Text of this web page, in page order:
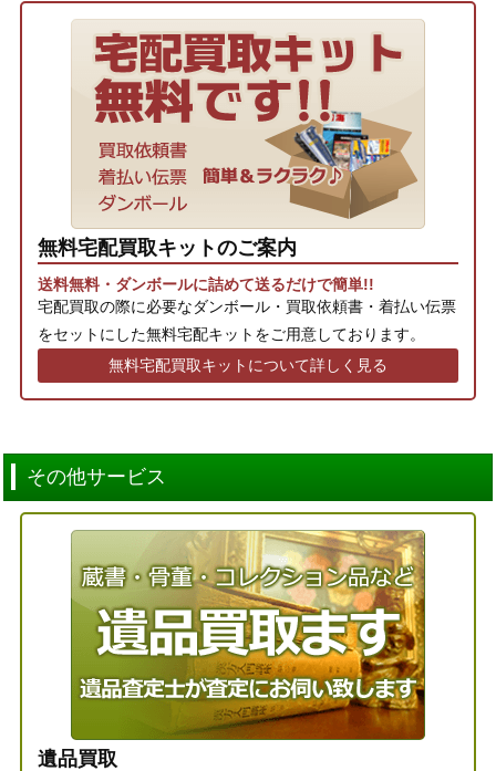
無料宅配買取キットのご案内
送料無料・ダンボールに詰めて送るだけで簡単!!
宅配買取の際に必要なダンボール・買取依頼書・着払い伝票
をセットにした無料宅配キットをご用意しております。
無料宅配買取キットについて詳しく見る
その他サービス
遺品買取